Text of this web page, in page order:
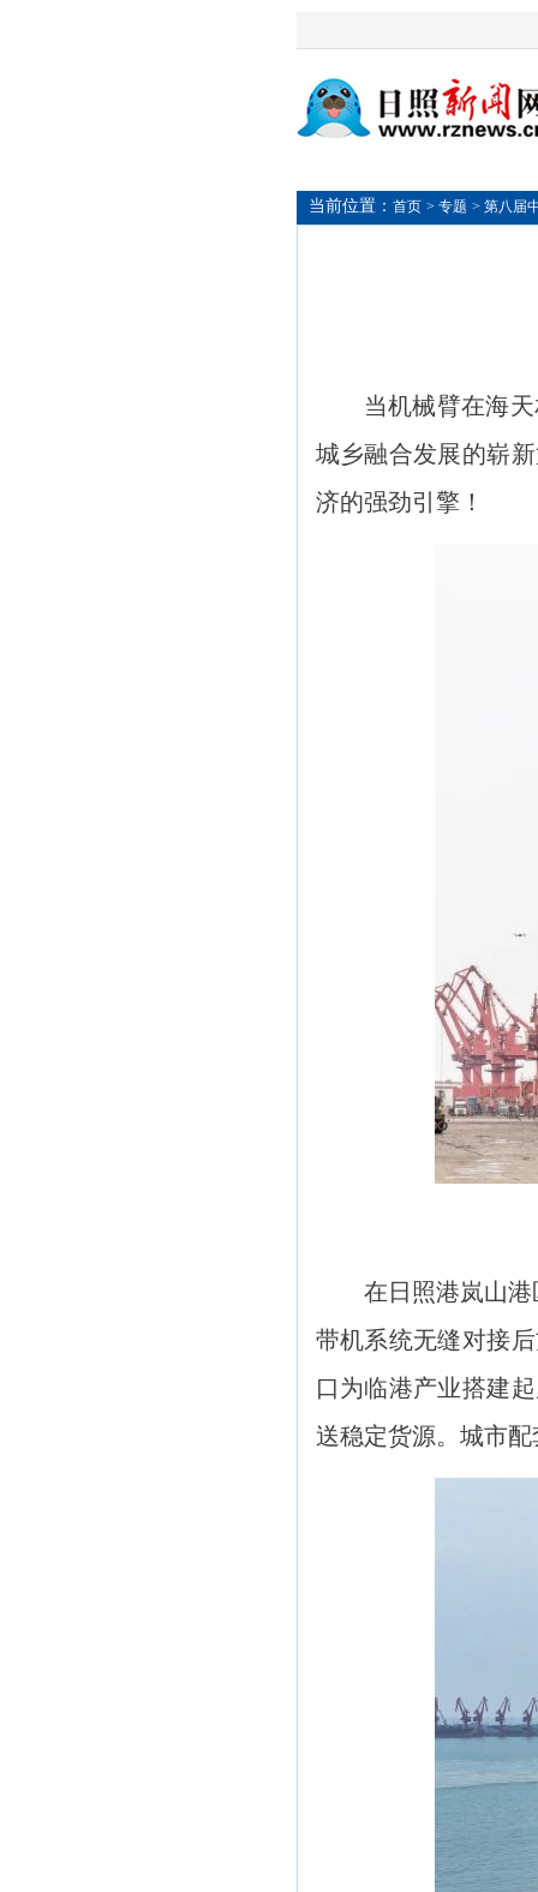
当前位置： 首页 > 专题 > 第八届
当机械臂在海
城乡融合发展的崭
济的强劲引擎！
在日照港岚山
带机系统无缝对接
口为临港产业搭建
送稳定货源。城市